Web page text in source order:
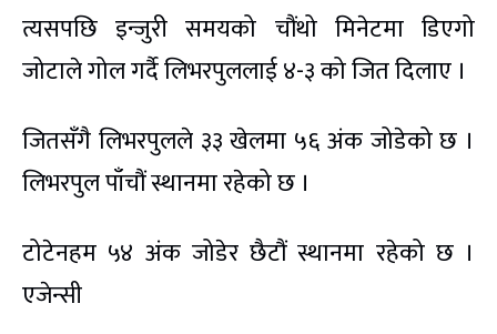
त्यसपछि इन्जुरी समयको चौंथो मिनेटमा डिएगो
जोटाले गोल गर्दै लिभरपुललाई ४-३ को जित दिलाए ।
जितसँगै लिभरपुलले ३३ खेलमा ५६ अंक जोडेको छ ।
लिभरपुल पाँचौं स्थानमा रहेको छ ।
टोटेनहम ५४ अंक जोडेर छैटौं स्थानमा रहेको छ ।
एजेन्सी